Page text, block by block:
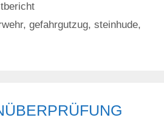
,gefahrgutzug,steinhude,